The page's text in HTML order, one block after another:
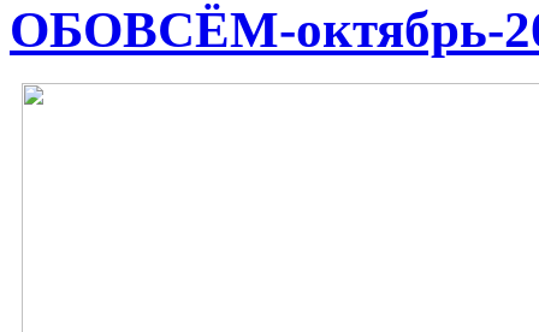
ОБОВСЁМ-октябрь-